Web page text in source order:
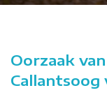
Oorzaak
Callantsoog